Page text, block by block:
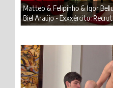
Matteo & Felipinho & Igor
Biel Araújo - Exxxército: